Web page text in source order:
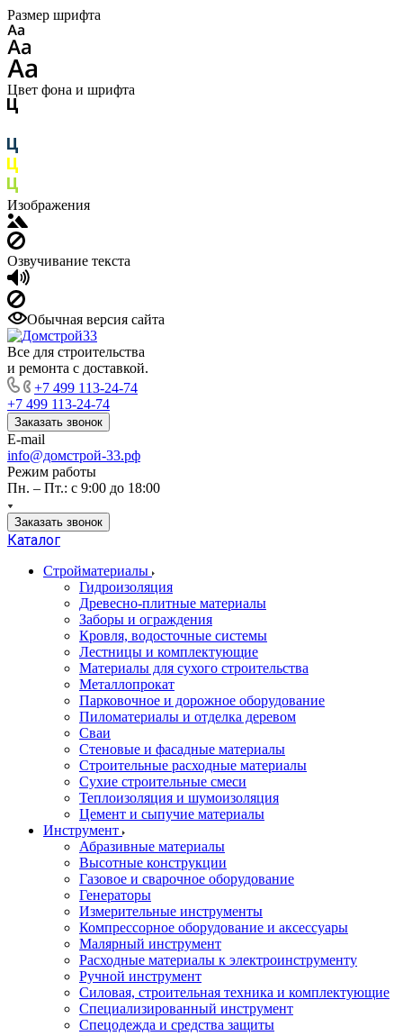
Размер шрифта
Цвет фона и шрифта
Изображения
Озвучивание текста
Обычная версия сайта
Все для строительства
и ремонта с доставкой.
+7 499 113-24-74
+7 499 113-24-74
Заказать звонок
E-mail
info@домстрой-33.рф
Режим работы
Пн. – Пт.: с 9:00 до 18:00
Заказать звонок
Каталог
Стройматериалы
Гидроизоляция
Древесно-плитные материалы
Заборы и ограждения
Кровля, водосточные системы
Лестницы и комплектующие
Материалы для сухого строительства
Металлопрокат
Парковочное и дорожное оборудование
Пиломатериалы и отделка деревом
Сваи
Стеновые и фасадные материалы
Строительные расходные материалы
Сухие строительные смеси
Теплоизоляция и шумоизоляция
Цемент и сыпучие материалы
Инструмент
Абразивные материалы
Высотные конструкции
Газовое и сварочное оборудование
Генераторы
Измерительные инструменты
Компрессорное оборудование и аксессуары
Малярный инструмент
Расходные материалы к электроинструменту
Ручной инструмент
Силовая, строительная техника и комплектующие
Специализированный инструмент
Спецодежда и средства защиты